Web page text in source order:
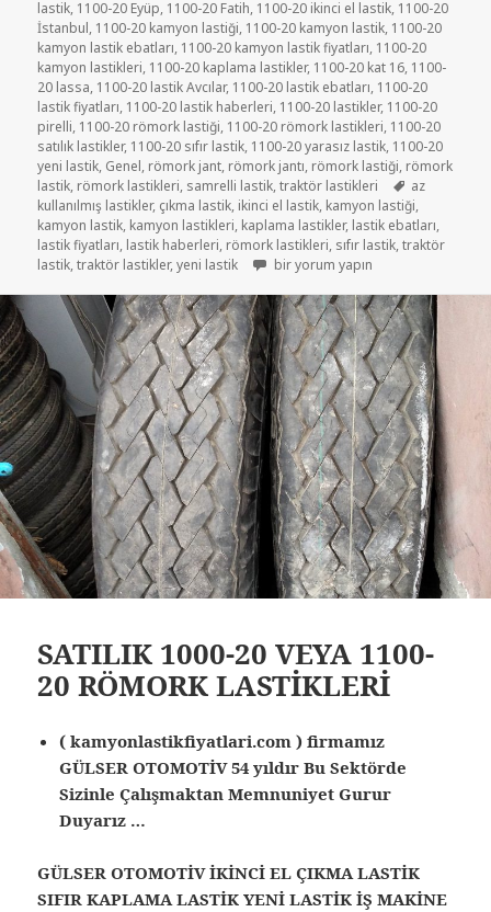
lastik, 1100-20 Eyüp, 1100-20 Fatih, 1100-20 ikinci el lastik, 1100-20
İstanbul, 1100-20 kamyon lastiği, 1100-20 kamyon lastik, 1100-20
kamyon lastik ebatları, 1100-20 kamyon lastik fiyatları, 1100-20
kamyon lastikleri, 1100-20 kaplama lastikler, 1100-20 kat 16, 1100-
20 lassa, 1100-20 lastik Avcılar, 1100-20 lastik ebatları, 1100-20
lastik fiyatları, 1100-20 lastik haberleri, 1100-20 lastikler, 1100-20
pirelli, 1100-20 römork lastiği, 1100-20 römork lastikleri, 1100-20
satılık lastikler, 1100-20 sıfır lastik, 1100-20 yarasız lastik, 1100-20
yeni lastik, Genel, römork jant, römork jantı, römork lastiği, römork
lastik, römork lastikleri, samrelli lastik,traktör lastikleri Etiketler
az
kullanılmış lastikler, çıkma lastik, ikinci el lastik, kamyon lastiği,
kamyon lastik, kamyon lastikleri, kaplama lastikler, lastik ebatları,
lastik fiyatları, lastik haberleri, römork lastikleri, sıfır lastik,traktör
lastik,traktör lastikler,yeni lastik RÖMORK LASTİKLERİ 1100-20 KAR
bir yorum yapın
SATILIK 1000-20 VEYA 1100-
20 RÖMORK LASTİKLERİ
( kamyonlastikfiyatlari.com ) firmamız
GÜLSER OTOMOTİV 54 yıldır Bu Sektörde
Sizinle Çalışmaktan Memnuniyet Gurur
Duyarız …
GÜLSER OTOMOTİV İKİNCİ EL ÇIKMA LASTİK
SIFIR KAPLAMA LASTİK YENİ LASTİK İŞ MAKİNE